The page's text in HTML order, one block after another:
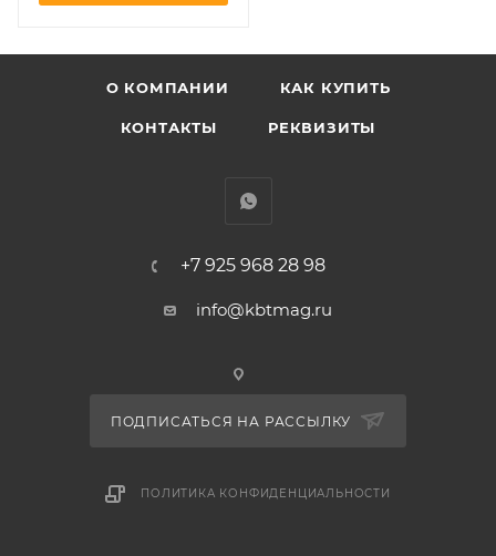
О КОМПАНИИ КАК КУПИТЬ
КОНТАКТЫ РЕКВИЗИТЫ
+7 925 968 28 98
info@kbtmag.ru
ПОДПИСАТЬСЯ НА РАССЫЛКУ
ПОЛИТИКА КОНФИДЕНЦИАЛЬНОСТИ